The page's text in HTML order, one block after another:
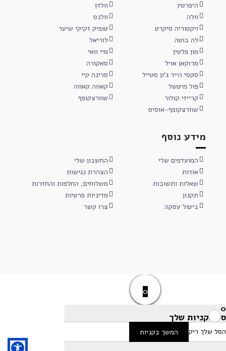
היפרטין
וולדן
וולה
וולנס
ויקטוריה סיקרט
טופיק זקיקי שיער
לה בוטה
לוריאל
מון פלטין
מיי וואי
מרוקאן אויל
סאקורה
סקסי הייר ג'ון סטייל
סרינה קיי
פול מיטשל
קאווה קאווה
קרייזי קולור
שוורצקופף
שוורצקופף-אוסיס
מידע נוסף
המועדפים שלי
החשבון שלי
אודות
הצהרת נגישות
שאלות ותשובות
משלוחים, החלפות והחזרות
תקנון
מדיניות פרטיות
ביטול עסקה
צרו קשר
0
0
סל הקניות שלך
הסל שלך ריק המשך בקניות